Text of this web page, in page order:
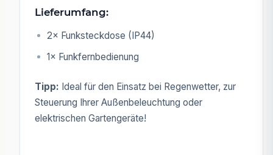
Lieferumfang:
2× Funksteckdose (IP44)
1× Funkfernbedienung
Tipp: Ideal für den Einsatz bei Regenwetter, zur
Steuerung Ihrer Außenbeleuchtung oder
elektrischen Gartengeräte!